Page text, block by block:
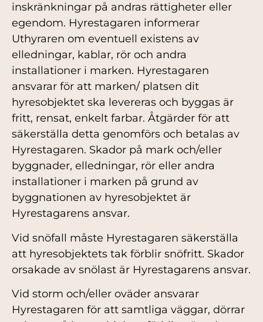
inskränkningar på andras rättigheter eller
egendom. Hyrestagaren informerar
Uthyraren om eventuell existens av
elledningar, kablar, rör och andra
installationer i marken. Hyrestagaren
ansvarar för att marken/ platsen dit
hyresobjektet ska levereras och byggas är
fritt, rensat, enkelt farbar. Åtgärder för att
säkerställa detta genomförs och betalas av
Hyrestagaren. Skador på mark och/eller
byggnader, elledningar, rör eller andra
installationer i marken på grund av
byggnationen av hyresobjektet är
Hyrestagarens ansvar.
Vid snöfall måste Hyrestagaren säkerställa
att hyresobjektets tak förblir snöfritt. Skador
orsakade av snölast är Hyrestagarens ansvar.
Vid storm och/eller oväder ansvarar
Hyrestagaren för att samtliga väggar, dörrar